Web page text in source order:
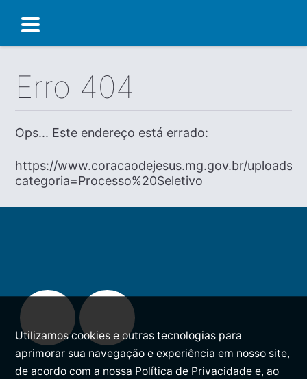
Erro 404
Ops... Este endereço está errado:
https://www.coracaodejesus.mg.gov.br/uploads/
categoria=Processo%20Seletivo
Utilizamos cookies e outras tecnologias para
aprimorar sua navegação e experiência em nosso site,
de acordo com a nossa Política de Privacidade e, ao